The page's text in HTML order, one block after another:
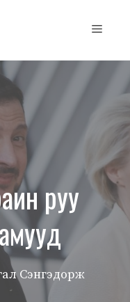
Menu
руу
Сэнгэдорж